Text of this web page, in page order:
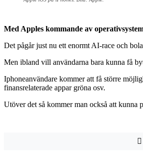
Med Apples kommande av
Det pågår just nu ett enormt AI-race och
Men ibland vill användarna bara kunna få
Iphoneanvändare kommer att få större
finansrelaterade appar gröna osv.
Utöver det så kommer man också att kunna